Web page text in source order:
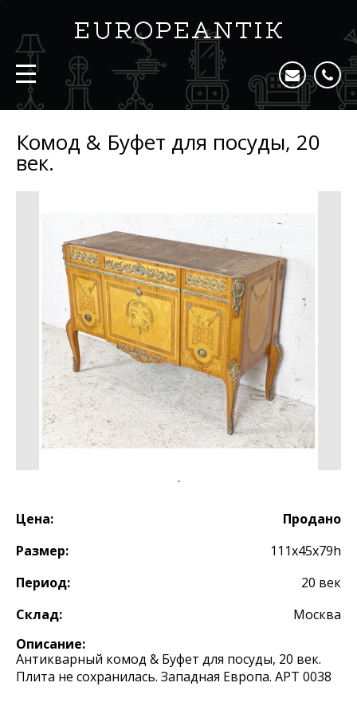
Комод & Буфет для посуды, 20
век.
Цена:
Продано
Размер:
111х45х79h
Период:
20 век
Склад:
Москва
Описание:
Антикварный комод & Буфет для посуды, 20 век.
Плита не сохранилась. Западная Европа. АРТ 0038